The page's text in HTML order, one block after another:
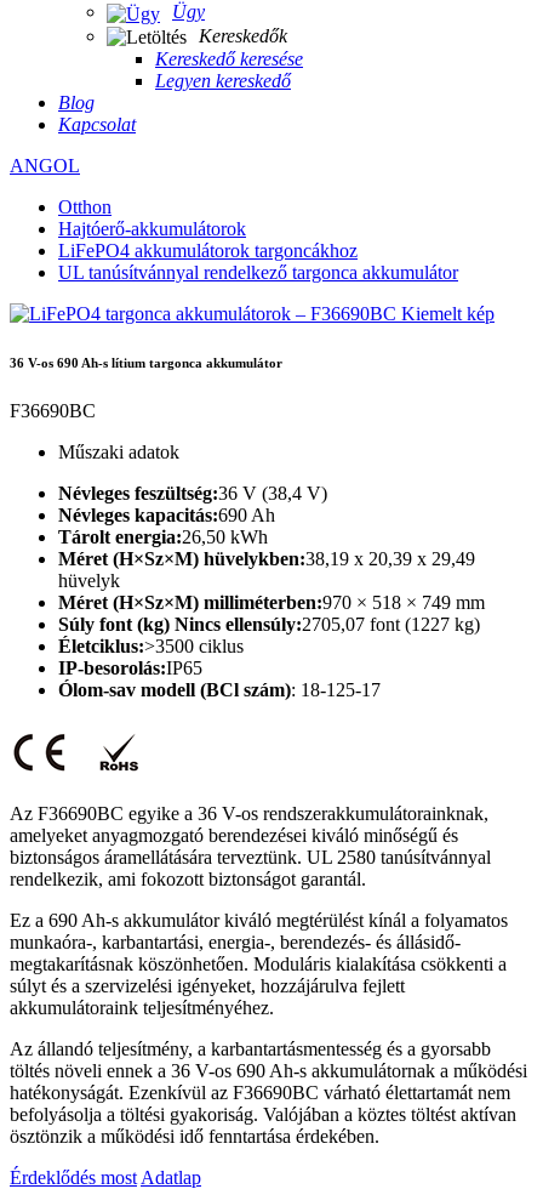
Ügy
Kereskedők
Kereskedő keresése
Legyen kereskedő
Blog
Kapcsolat
ANGOL
Otthon
Hajtóerő-akkumulátorok
LiFePO4 akkumulátorok targoncákhoz
UL tanúsítvánnyal rendelkező targonca akkumulátor
36 V-os 690 Ah-s lítium targonca akkumulátor
F36690BC
Műszaki adatok
Névleges feszültség:36 V (38,4 V)
Névleges kapacitás:690 Ah
Tárolt energia:26,50 kWh
Méret (H×Sz×M) hüvelykben:38,19 x 20,39 x 29,49
hüvelyk
Méret (H×Sz×M) milliméterben:970 × 518 × 749 mm
Súly font (kg) Nincs ellensúly:2705,07 font (1227 kg)
Életciklus:>3500 ciklus
IP-besorolás:IP65
Ólom-sav modell (BCl szám): 18-125-17
Az F36690BC egyike a 36 V-os rendszerakkumulátorainknak,
amelyeket anyagmozgató berendezései kiváló minőségű és
biztonságos áramellátására terveztünk. UL 2580 tanúsítvánnyal
rendelkezik, ami fokozott biztonságot garantál.
Ez a 690 Ah-s akkumulátor kiváló megtérülést kínál a folyamatos
munkaóra-, karbantartási, energia-, berendezés- és állásidő-
megtakarításnak köszönhetően. Moduláris kialakítása csökkenti a
súlyt és a szervizelési igényeket, hozzájárulva fejlett
akkumulátoraink teljesítményéhez.
Az állandó teljesítmény, a karbantartásmentesség és a gyorsabb
töltés növeli ennek a 36 V-os 690 Ah-s akkumulátornak a működési
hatékonyságát. Ezenkívül az F36690BC várható élettartamát nem
befolyásolja a töltési gyakoriság. Valójában a köztes töltést aktívan
ösztönzik a működési idő fenntartása érdekében.
Érdeklődés most Adatlap